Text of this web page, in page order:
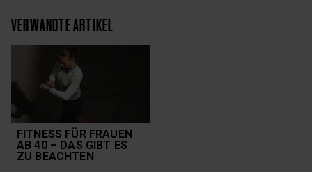
VERWANDTE ARTIKEL
FITNESS FÜR FRAUEN
AB 40 – DAS GIBT ES
ZU BEACHTEN